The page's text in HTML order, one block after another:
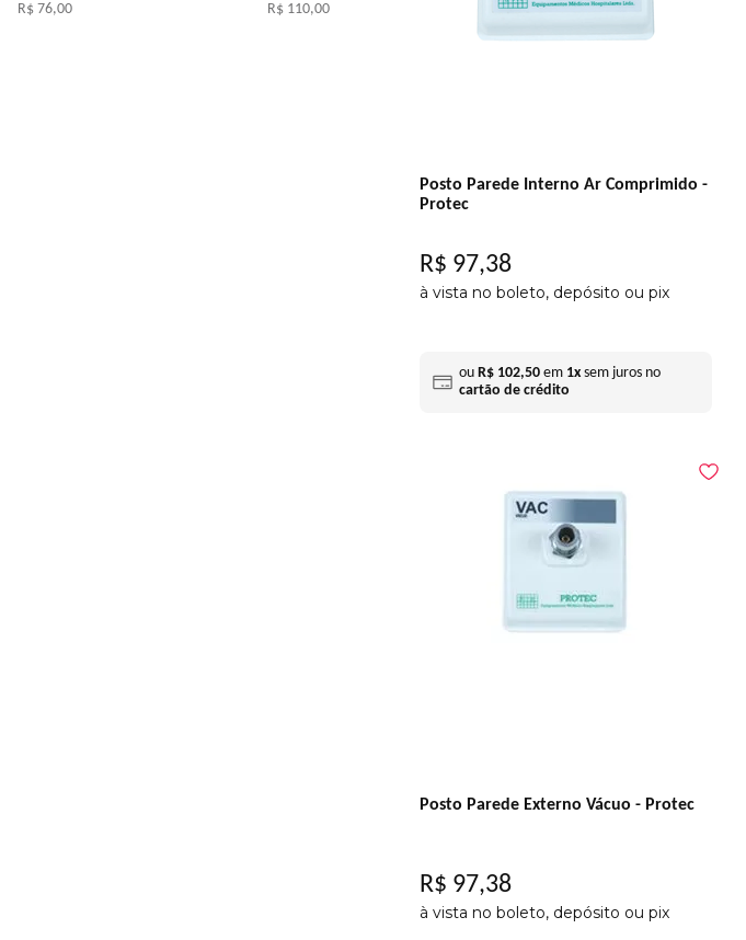
R$ 76,00 R$ 110,00
Posto Parede Interno Ar Comprimido -
Protec
R$ 97,38
à vista no boleto, depósito ou pix
ou R$ 102,50em 1xsem juros no
cartão de crédito
Posto Parede Externo Vácuo - Protec
R$ 97,38
à vista no boleto, depósito ou pix